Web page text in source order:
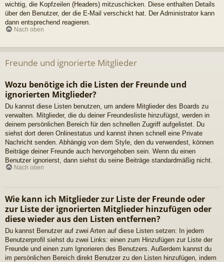
wichtig, die Kopfzeilen (Headers) mitzuschicken. Diese enthalten Details
über den Benutzer, der die E-Mail verschickt hat. Der Administrator kann
dann entsprechend reagieren.
Nach oben
Freunde und ignorierte Mitglieder
Wozu benötige ich die Listen der Freunde und
ignorierten Mitglieder?
Du kannst diese Listen benutzen, um andere Mitglieder des Boards zu
verwalten. Mitglieder, die du deiner Freundesliste hinzufügst, werden in
deinem persönlichen Bereich für den schnellen Zugriff aufgelistet. Du
siehst dort deren Onlinestatus und kannst ihnen schnell eine Private
Nachricht senden. Abhängig von dem Style, den du verwendest, können
Beiträge deiner Freunde auch hervorgehoben sein. Wenn du einen
Benutzer ignorierst, dann siehst du seine Beiträge standardmäßig nicht.
Nach oben
Wie kann ich Mitglieder zur Liste der Freunde oder
zur Liste der ignorierten Mitglieder hinzufügen oder
diese wieder aus den Listen entfernen?
Du kannst Benutzer auf zwei Arten auf diese Listen setzen: In jedem
Benutzerprofil siehst du zwei Links: einen zum Hinzufügen zur Liste der
Freunde und einen zum Ignorieren des Benutzers. Außerdem kannst du
im persönlichen Bereich direkt Benutzer zu den Listen hinzufügen, indem